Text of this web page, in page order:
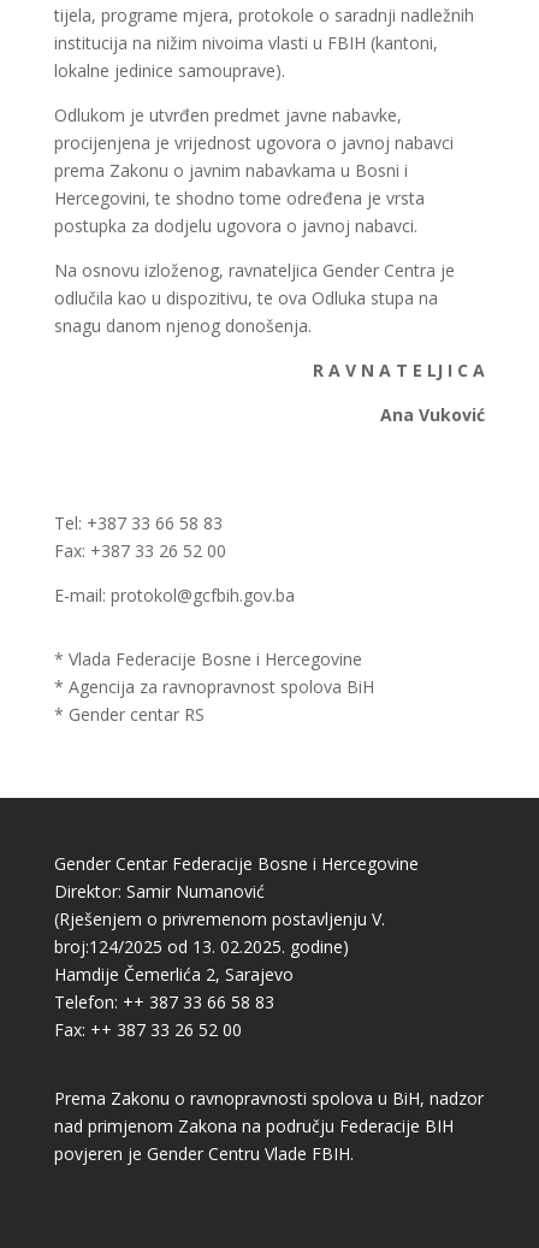
tijela, programe mjera, protokole o saradnji nadležnih
institucija na nižim nivoima vlasti u FBIH (kantoni,
lokalne jedinice samouprave).
Odlukom je utvrđen predmet javne nabavke,
procijenjena je vrijednost ugovora o javnoj nabavci
prema Zakonu o javnim nabavkama u Bosni i
Hercegovini, te shodno tome određena je vrsta
postupka za dodjelu ugovora o javnoj nabavci.
Na osnovu izloženog, ravnateljica Gender Centra je
odlučila kao u dispozitivu, te ova Odluka stupa na
snagu danom njenog donošenja.
R A V N A T E LJ I C A
Ana Vuković
Tel: +387 33 66 58 83
Fax: +387 33 26 52 00
E-mail: protokol@gcfbih.gov.ba
* Vlada Federacije Bosne i Hercegovine
* Agencija za ravnopravnost spolova BiH
* Gender centar RS
Gender Centar Federacije Bosne i Hercegovine
Direktor: Samir Numanović
(Rješenjem o privremenom postavljenju V.
broj:124/2025 od 13. 02.2025. godine)
Hamdije Čemerlića 2, Sarajevo
Telefon: ++ 387 33 66 58 83
Fax: ++ 387 33 26 52 00
Prema Zakonu o ravnopravnosti spolova u BiH, nadzor
nad primjenom Zakona na području Federacije BIH
povjeren je Gender Centru Vlade FBIH.